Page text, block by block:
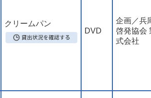
クリームパン
DVD
企画／兵
啓発協会
式会社